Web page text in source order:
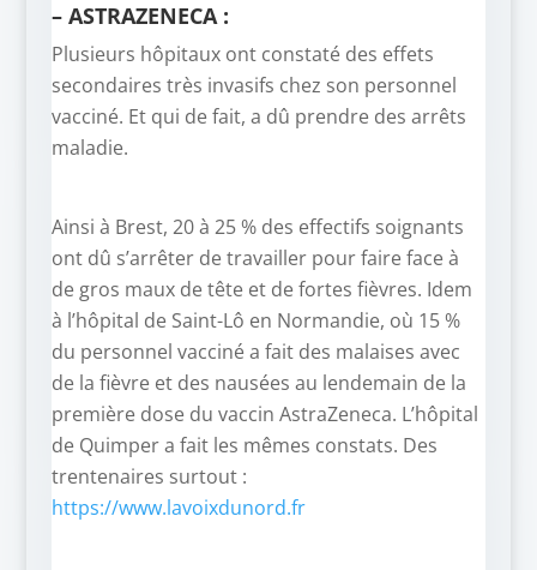
– ASTRAZENECA :
Plusieurs hôpitaux ont constaté des effets
secondaires très invasifs chez son personnel
vacciné. Et qui de fait, a dû prendre des arrêts
maladie.
Ainsi à Brest, 20 à 25 % des effectifs soignants
ont dû s’arrêter de travailler pour faire face à
de gros maux de tête et de fortes fièvres. Idem
à l’hôpital de Saint-Lô en Normandie, où 15 %
du personnel vacciné a fait des malaises avec
de la fièvre et des nausées au lendemain de la
première dose du vaccin AstraZeneca. L’hôpital
de Quimper a fait les mêmes constats. Des
trentenaires surtout :
https://www.lavoixdunord.fr